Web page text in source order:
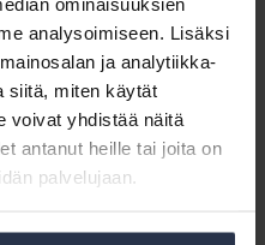
analysoimiseen. Lisäksi
ja analytiikka-
siitä, miten käytät
voivat yhdistää näitä
antanut heille tai joita on
palvelujaan.
työssä oppiminen, omalla
ammattitaito
käytännön työtehtävissä, joten
sopivuus sinulle sekä
Arviointien
suorittamiseksi ja